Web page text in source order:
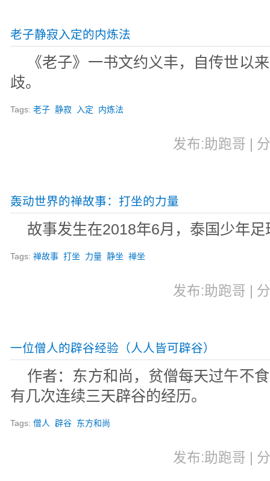
老子静寂入定的内炼法
《老子》一书文约义丰，自传世以
歧。
Tags:老子 静寂 入定 内炼法
发布:助跑哥 |
轰动世界的禅故事：打坐的力量
故事发生在2018年6月，泰国少年
Tags:禅故事 打坐 力量 静坐 禅坐
发布:助跑哥 |
一位僧人的辟谷经验（人人皆可辟谷）
作者：东方和尚，贫僧每天过午不
有几次连续三天辟谷的经历。
Tags:僧人 辟谷 东方和尚
发布:助跑哥 |